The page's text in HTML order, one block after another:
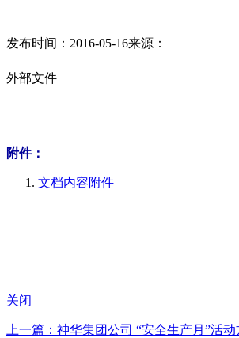
发布时间：2016-05-16来源：
外部文件
附件：
文档内容附件
关闭
上一篇：神华集团公司 “安全生产月”活动